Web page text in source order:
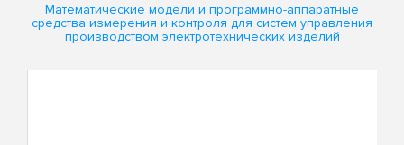
Математические модели и программно-аппаратные
средства измерения и контроля для систем управления
производством электротехнических изделий